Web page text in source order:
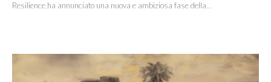
Resilience,ha annunciato una nuova e ambiziosa fase della...